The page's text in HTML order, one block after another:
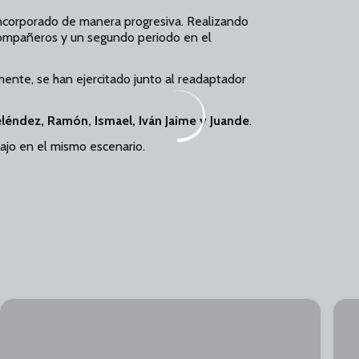
de manera progresiva. Realizando
y un segundo periodo en el
se han ejercitado junto al readaptador
Ramón, Ismael, Iván Jaime y Juande.
en el mismo escenario.